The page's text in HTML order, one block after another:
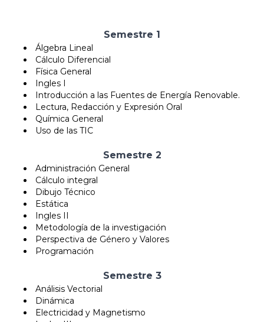
Semestre 1
Álgebra Lineal
Cálculo Diferencial
Física General
Ingles I
Introducción a las Fuentes de Energía Renovable.
Lectura, Redacción y Expresión Oral
Química General
Uso de las TIC
Semestre 2
Administración General
Cálculo integral
Dibujo Técnico
Estática
Ingles II
Metodología de la investigación
Perspectiva de Género y Valores
Programación
Semestre 3
Análisis Vectorial
Dinámica
Electricidad y Magnetismo